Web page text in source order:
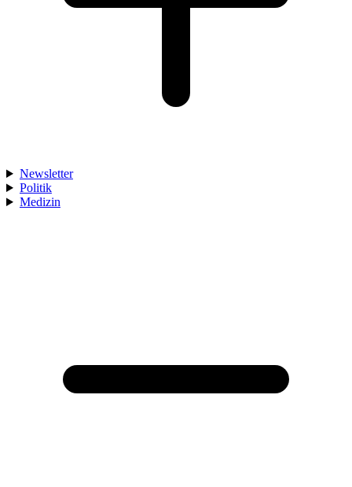
Newsletter
Politik
Medizin